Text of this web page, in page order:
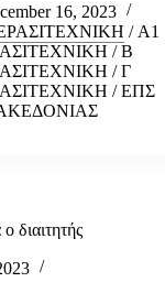
16, 2023
/ Α1
/Β
/Γ
/ΕΠΣ
διαιτητής